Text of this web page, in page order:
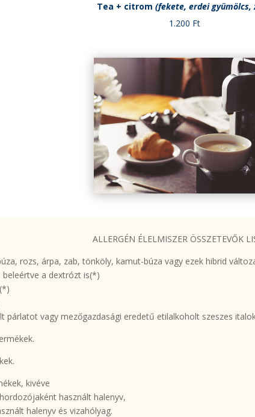
Tea + citrom (fekete, erdei gyümölcs,
1.200 Ft
ALLERGÉN ÉLELMISZER ÖSSZETEVŐK
rozs, árpa, zab, tönköly, kamut-búza vagy ezek hibrid
beleértve a dextrózt is(*)
párlatot vagy mezőgazdasági eredetű etilalkoholt szeszes
kivéve
használt halenyv,
halenyv és vizahólyag.